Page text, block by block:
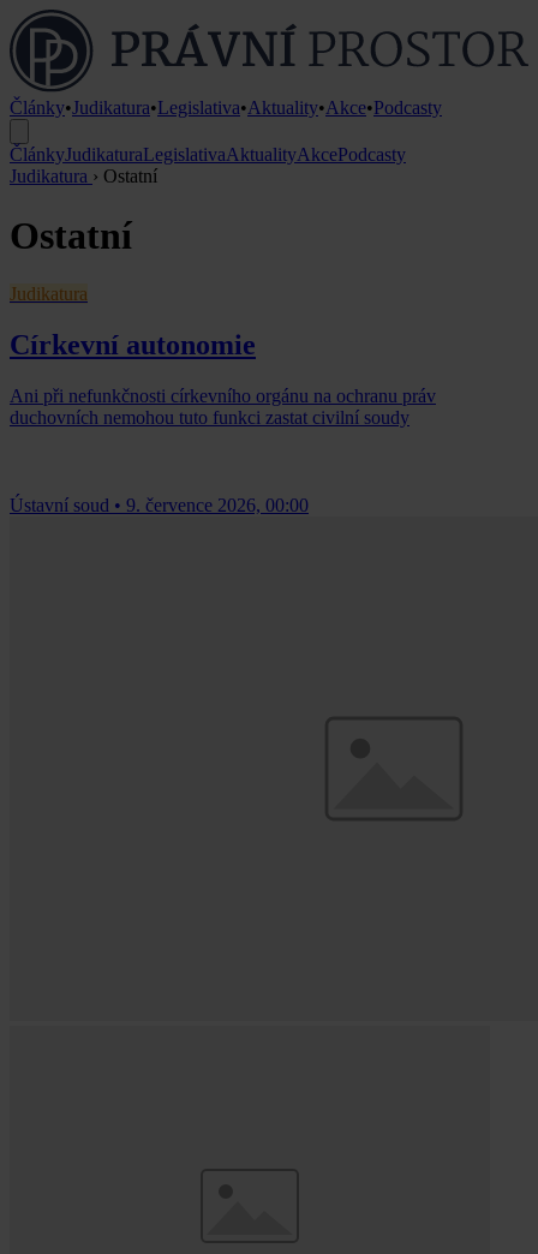
Články•Judikatura•Legislativa•Aktuality•Akce•Podcasty
ČlánkyJudikaturaLegislativaAktualityAkcePodcasty
Judikatura › Ostatní
Ostatní
Judikatura
Církevní autonomie
Ani při nefunkčnosti církevního orgánu na ochranu práv
duchovních nemohou tuto funkci zastat civilní soudy
Ústavní soud • 9. července 2026, 00:00